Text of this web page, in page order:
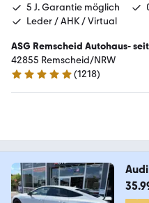
5 J. Garantie möglich
Leder / AHK / Virtual
ASG Remscheid Autohaus-
42855 Remscheid/NRW
4.8 Sterne
(1218)